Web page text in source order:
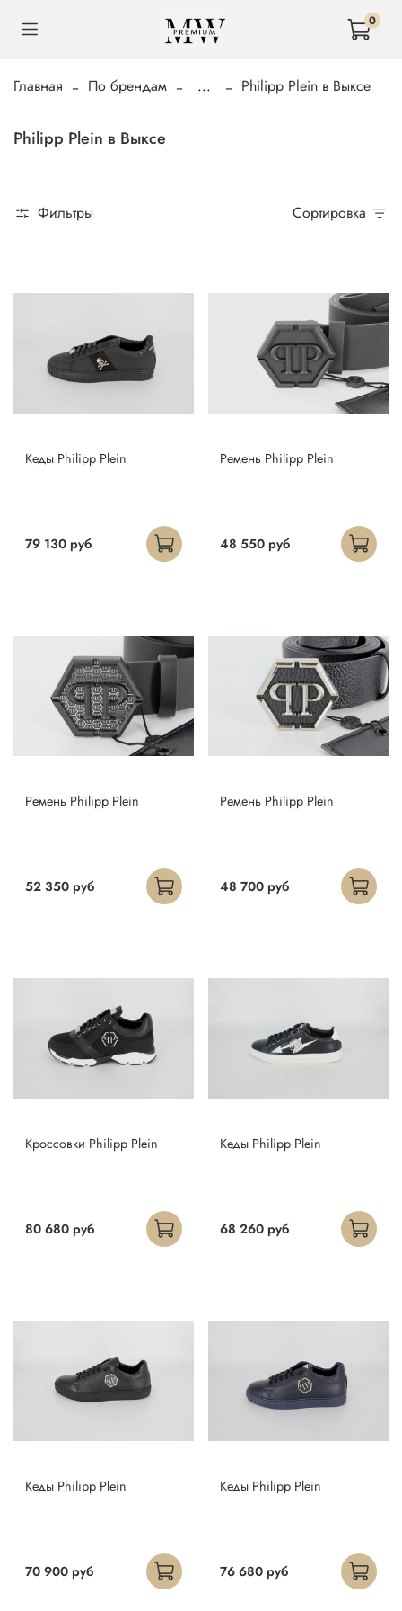
0
Главная По брендам ... Philipp Plein в Выксе
Philipp Plein в Выксе
Фильтры Сортировка
Кеды Philipp Plein
79 130 руб
Ремень Philipp Plein
48 550 руб
Ремень Philipp Plein
52 350 руб
Ремень Philipp Plein
48 700 руб
Кроссовки Philipp Plein
80 680 руб
Кеды Philipp Plein
68 260 руб
Кеды Philipp Plein
70 900 руб
Кеды Philipp Plein
76 680 руб